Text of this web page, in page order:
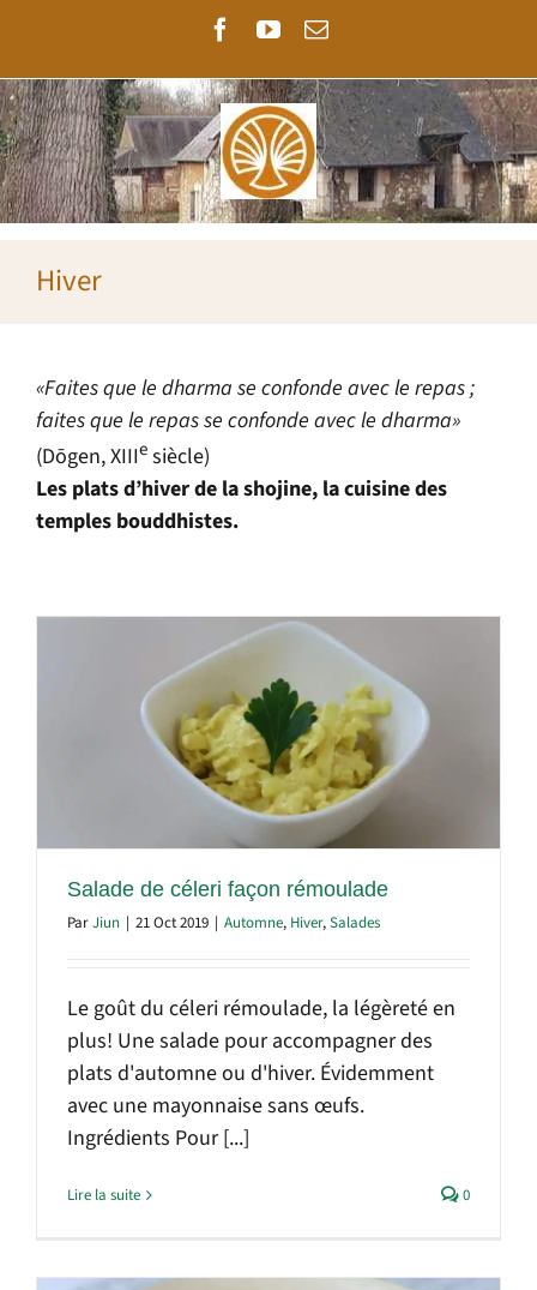
contenu
Facebook
YouTube
Email
Hiver
«Faites que le dharma se confonde avec le repas ;
faites que le repas se confonde avec le dharma»
(Dōgen, XIIIesiècle)
Les plats d’hiver de la shojine, la cuisine des
temples bouddhistes.
Salade de céleri façon rémoulade
ParJiun | 21 Oct 2019 | Automne, Hiver,Salades
Le goût du céleri rémoulade, la légèreté en
plus! Une salade pour accompagner des
plats d'automne ou d'hiver. Évidemment
avec une mayonnaise sans œufs.
Ingrédients Pour [...]
Lire la suite 0